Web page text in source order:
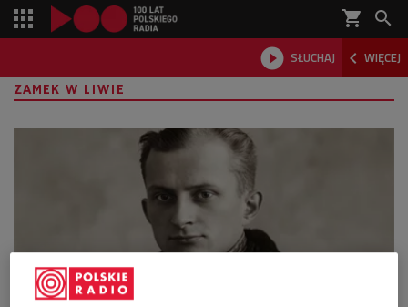
shopping_cart 
 SŁUCHAJ  WIĘCEJ

ZAMEK W LIWIE